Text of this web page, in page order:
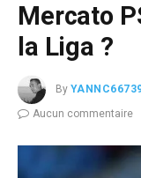
Mercato
la Liga ?
By
Aucun commentaire